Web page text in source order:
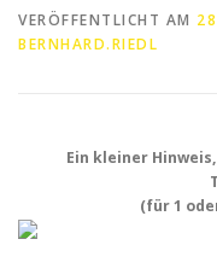
VERÖFFENTLICHT AM
BERNHARD.RIEDL
Ein kleiner
(für 1